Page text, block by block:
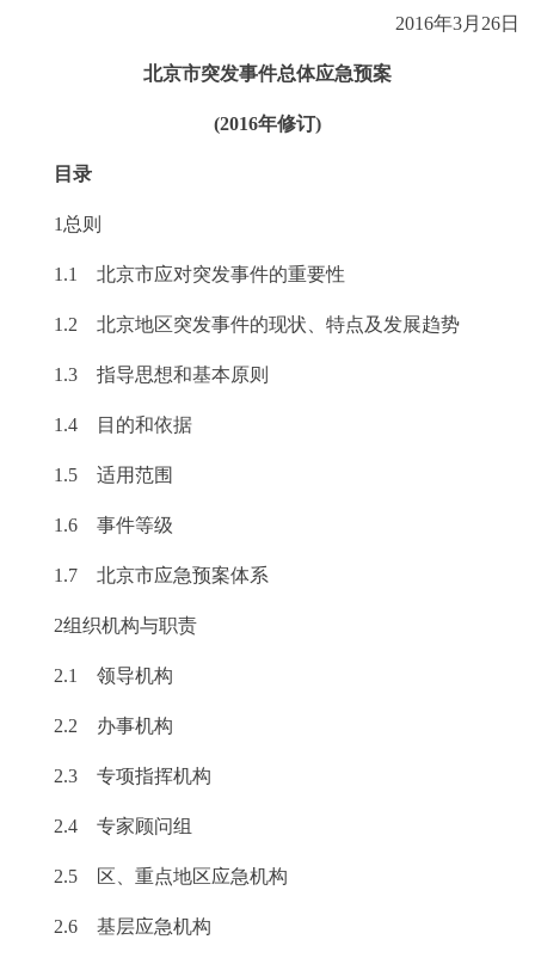
图说互动
绿色北京
多语种
ENGLISH 한국어 日本語
ESPAÑOL
2016年3月26日
北京市突发事件总体应急预案
(2016年修订)
目录
1总则
1.1 北京市应对突发事件的重要性
1.2 北京地区突发事件的现状、特点及发展趋势
1.3 指导思想和基本原则
1.4 目的和依据
1.5 适用范围
1.6 事件等级
1.7 北京市应急预案体系
2组织机构与职责
2.1 领导机构
2.2 办事机构
2.3 专项指挥机构
2.4 专家顾问组
2.5 区、重点地区应急机构
2.6 基层应急机构